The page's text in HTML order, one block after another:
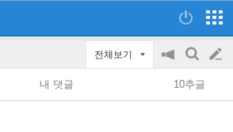
전체보기
공
지
on/off
검
색
글
쓰
내 댓글 10추글